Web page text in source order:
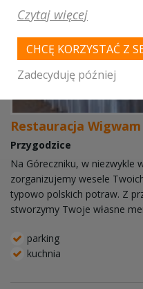
Restauracja
Przygodzice
Na Góreczniku, w niezwykle
zorganizujemy wesele
typowo polskich potraw. Z
stworzymy Twoje własne
parking
kuchnia
Czytaj więcej
CHCĘ KORZYSTAĆ Z
Zadecyduję później